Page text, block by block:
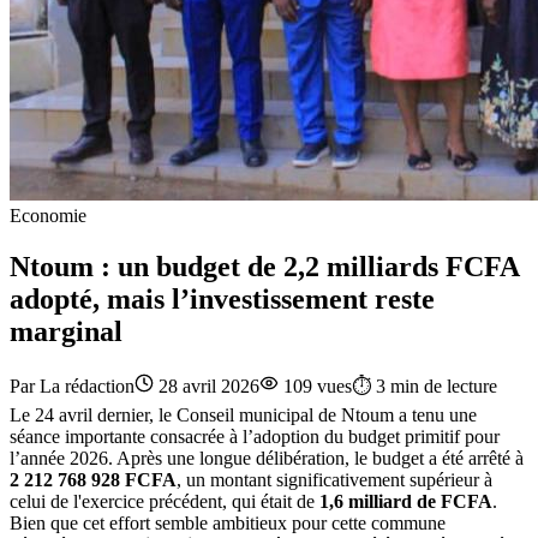
Economie
Ntoum : un budget de 2,2 milliards FCFA
adopté, mais l’investissement reste
marginal
ParLa rédaction 28 avril 2026 109 vues⏱️ 3 min de lecture
Le 24 avril dernier, le Conseil municipal de Ntoum a tenu une
séance importante consacrée à l’adoption du budget primitif pour
l’année 2026. Après une longue délibération, le budget a été arrêté à
2 212 768 928 FCFA, un montant significativement supérieur à
celui de l'exercice précédent, qui était de 1,6 milliard de FCFA.
Bien que cet effort semble ambitieux pour cette commune